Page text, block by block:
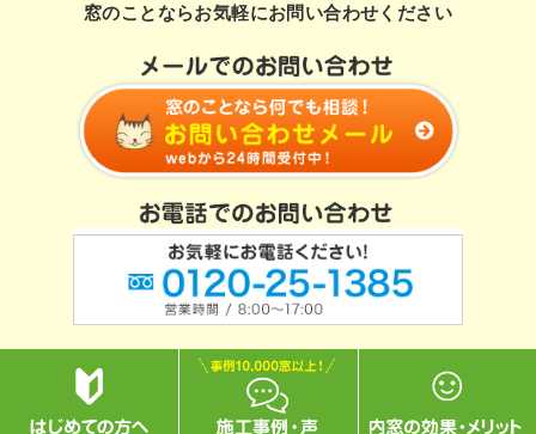
窓のことならお気軽にお問い合わせください